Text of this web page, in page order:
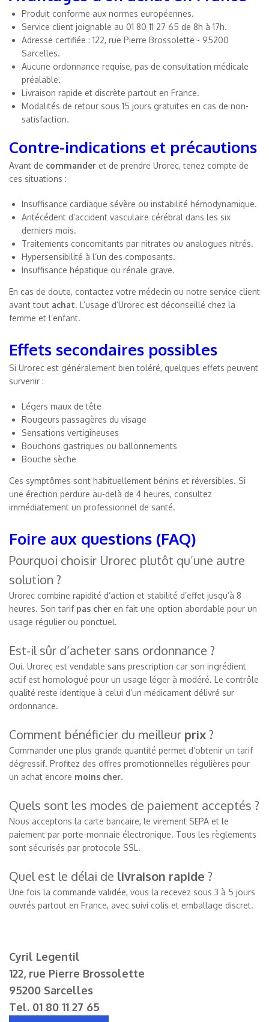
Produit conforme aux normes européennes.
Service client joignable au 01 80 11 27 65 de 8h à 17h.
Adresse certifiée : 122, rue Pierre Brossolette - 95200
Sarcelles.
Aucune ordonnance requise, pas de consultation médicale
préalable.
Livraison rapide et discrète partout en France.
Modalités de retour sous 15 jours gratuites en cas de non-
satisfaction.
Contre-indications et précautions
Avant de commander et de prendre Urorec, tenez compte de
ces situations :
Insuffisance cardiaque sévère ou instabilité hémodynamique.
Antécédent d’accident vasculaire cérébral dans les six
derniers mois.
Traitements concomitants par nitrates ou analogues nitrés.
Hypersensibilité à l’un des composants.
Insuffisance hépatique ou rénale grave.
En cas de doute, contactez votre médecin ou notre service client
avant tout achat. L’usage d’Urorec est déconseillé chez la
femme et l’enfant.
Effets secondaires possibles
Si Urorec est généralement bien toléré, quelques effets peuvent
survenir :
Légers maux de tête
Rougeurs passagères du visage
Sensations vertigineuses
Bouchons gastriques ou ballonnements
Bouche sèche
Ces symptômes sont habituellement bénins et réversibles. Si
une érection perdure au-delà de 4 heures, consultez
immédiatement un professionnel de santé.
Foire aux questions (FAQ)
Pourquoi choisir Urorec plutôt qu’une autre
solution ?
Urorec combine rapidité d’action et stabilité d’effet jusqu’à 8
heures. Son tarif pas cher en fait une option abordable pour un
usage régulier ou ponctuel.
Est-il sûr d’acheter sans ordonnance ?
Oui. Urorec est vendable sans prescription car son ingrédient
actif est homologué pour un usage léger à modéré. Le contrôle
qualité reste identique à celui d’un médicament délivré sur
ordonnance.
Comment bénéficier du meilleur prix?
Commander une plus grande quantité permet d’obtenir un tarif
dégressif. Profitez des offres promotionnelles régulières pour
un achat encore moins cher.
Quels sont les modes de paiement acceptés ?
Nous acceptons la carte bancaire, le virement SEPA et le
paiement par porte-monnaie électronique. Tous les règlements
sont sécurisés par protocole SSL.
Quel est le délai de livraison rapide ?
Une fois la commande validée, vous la recevez sous 3 à 5 jours
ouvrés partout en France, avec suivi colis et emballage discret.
Cyril Legentil
122, rue Pierre Brossolette
95200 Sarcelles
Tel. 01 80 11 27 65